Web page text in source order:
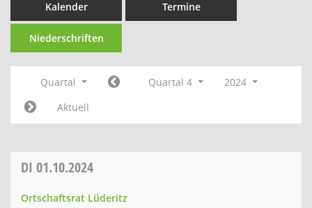
Kalender Termine
Niederschriften
Quartal Quartal 4
2024
Aktuell
DI 01.10.2024
Ortschaftsrat Lüderitz